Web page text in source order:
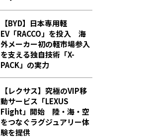
【BYD】日本専用軽
EV「RACCO」を投入 海
外メーカー初の軽市場参入
を支える独自技術「X-
PACK」の実力
【レクサス】究極のVIP移
動サービス「LEXUS
Flight」開始 陸・海・空
をつなぐラグジュアリー体
験を提供